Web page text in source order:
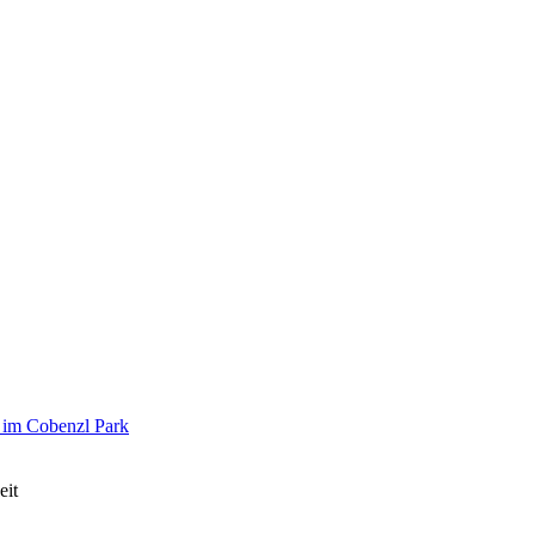
Cobenzl Park